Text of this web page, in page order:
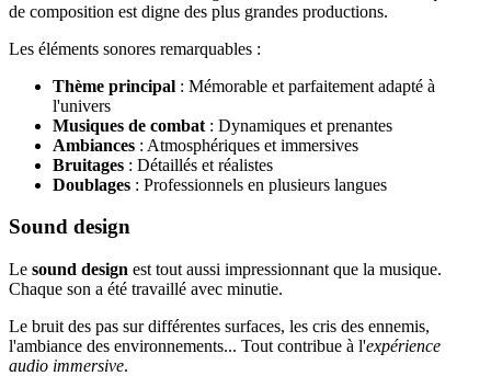
de composition est digne des plus grandes productions.
Les éléments sonores remarquables :
Thème principal : Mémorable et parfaitement adapté à
l'univers
Musiques de combat : Dynamiques et prenantes
Ambiances : Atmosphériques et immersives
Bruitages : Détaillés et réalistes
Doublages : Professionnels en plusieurs langues
Sound design
Le sound design est tout aussi impressionnant que la musique.
Chaque son a été travaillé avec minutie.
Le bruit des pas sur différentes surfaces, les cris des ennemis,
l'ambiance des environnements... Tout contribue à l'expérience
audio immersive.